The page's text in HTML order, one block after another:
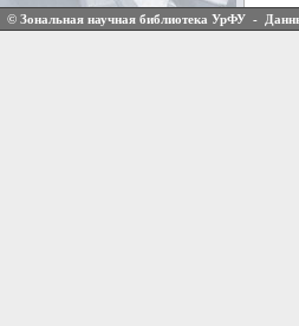
© Зональная научная библиотека УрФУ -